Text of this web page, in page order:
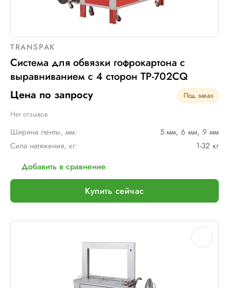
TRANSPAK
Система для обвязки гофрокартона с
выравниванием с 4 сторон TP-702CQ
Цена по запросу
Под заказ
Нет отзывов
Ширина ленты, мм:
5 мм, 6 мм, 9 мм
Сила натяжения, кг:
1-32 кг
Добавить в сравнение
Купить сейчас